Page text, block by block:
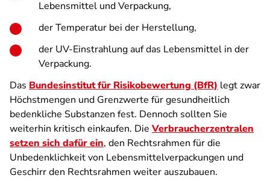
Lebensmittel und Verpackung,
der Temperatur bei der Herstellung,
der UV-Einstrahlung auf das Lebensmittel in der
Verpackung.
Das Bundesinstitut für Risikobewertung (BfR) legt zwar
Höchstmengen und Grenzwerte für gesundheitlich
bedenkliche Substanzen fest. Dennoch sollten Sie
weiterhin kritisch einkaufen. Die Verbraucherzentralen
setzen sich dafür ein, den Rechtsrahmen für die
Unbedenklichkeit von Lebensmittelverpackungen und
Geschirr den Rechtsrahmen weiter auszubauen.